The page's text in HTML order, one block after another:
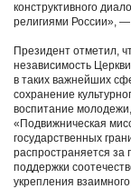
конструктивного
религиями России»,
Президент отметил,
независимость
в таких важнейших
сохранение
воспитание
«Подвижническая
государственных
распространяется
поддержки
укрепления